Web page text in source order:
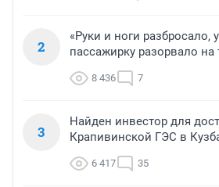
2
«Руки и ноги разбросало,
пассажирку разорвало на
8 436 7
3
Найден инвестор для
Крапивинской ГЭС в
6 417 35